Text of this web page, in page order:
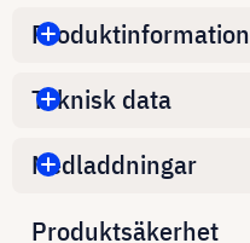
Produktinformation
Teknisk data
Nedladdningar
Produktsäkerhet